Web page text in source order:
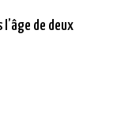
l’âge de deux